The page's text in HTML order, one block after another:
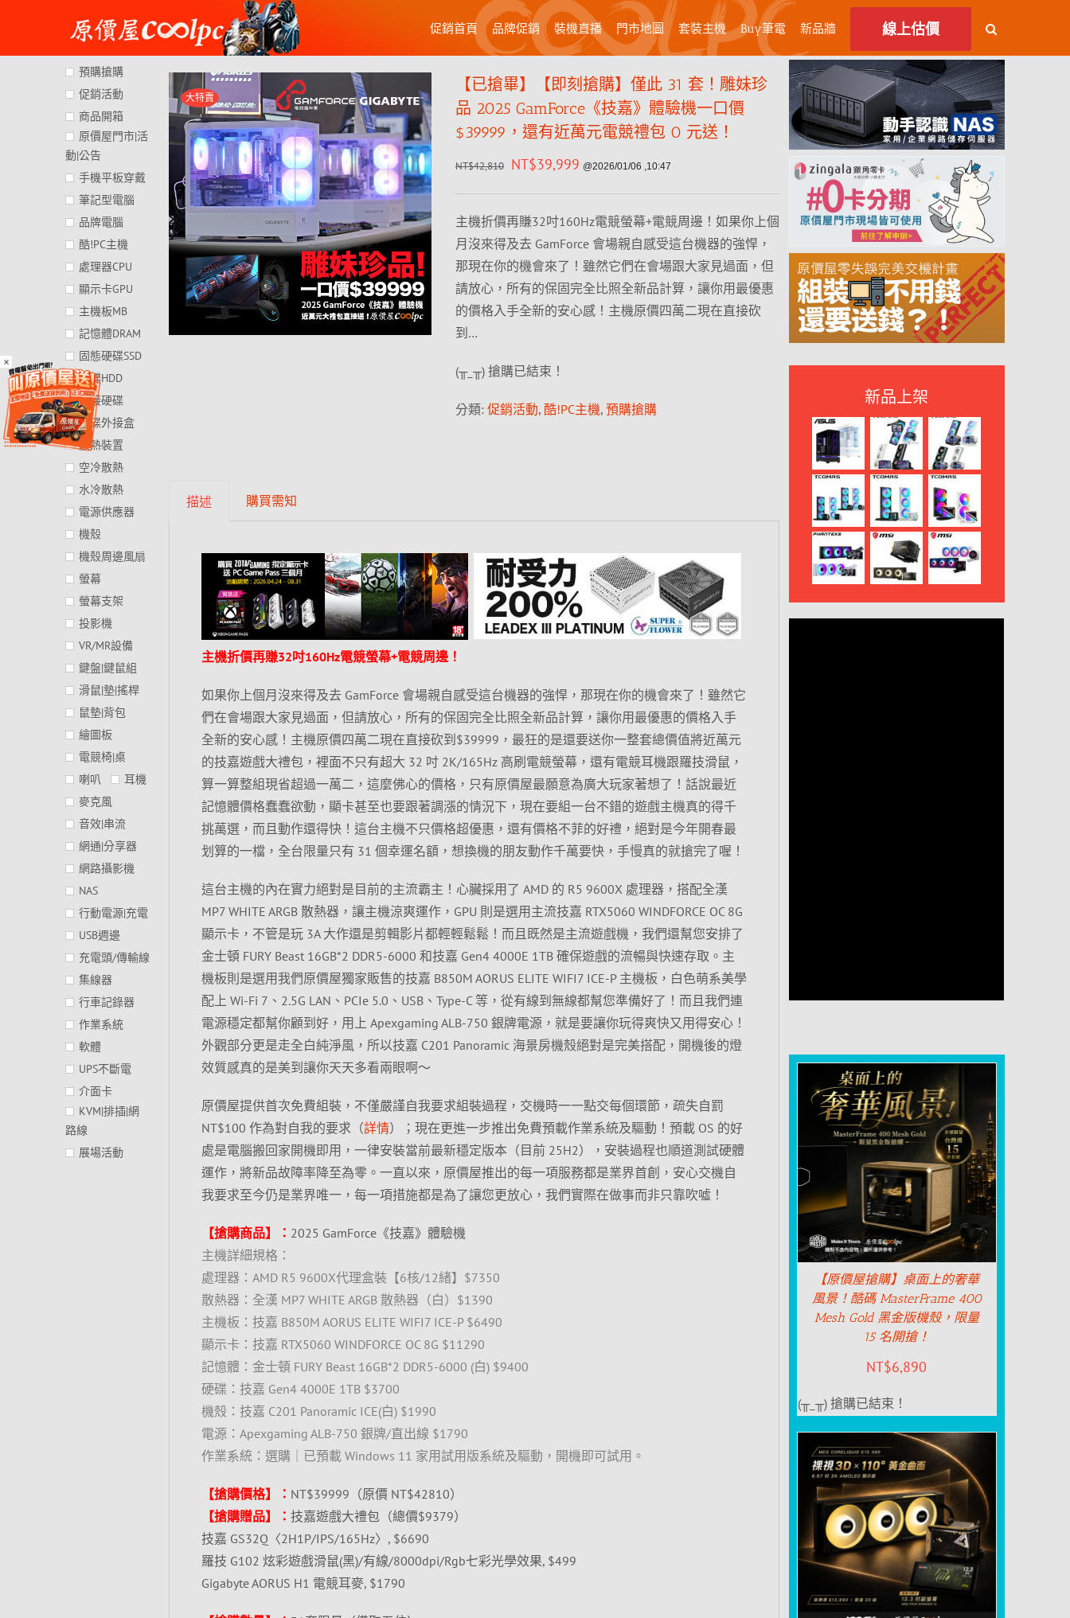
×
content
促銷首頁 品牌促銷 裝機直播 門市地圖 套裝主機 Buy筆電 新品牆 線上估價
大特賣
【已搶畢】【即刻搶購】僅此 31 套！雕妹珍
品 2025 GamForce《技嘉》體驗機一口價
$39999，還有近萬元電競禮包 0 元送！
NT$42,810 NT$39,999 @2026/01/06 ,10:47
主機折價再賺32吋160Hz電競螢幕+電競周邊！如果你上個
月沒來得及去 GamForce 會場親自感受這台機器的強悍，
那現在你的機會來了！雖然它們在會場跟大家見過面，但
請放心，所有的保固完全比照全新品計算，讓你用最優惠
的價格入手全新的安心感！主機原價四萬二現在直接砍
到…
(╥_╥) 搶購已結束！
分類: 促銷活動, 酷!PC主機, 預購搶購
描述 購買需知
主機折價再賺32吋160Hz電競螢幕+電競周邊！
如果你上個月沒來得及去 GamForce 會場親自感受這台機器的強悍，那現在你的機會來了！雖然它
們在會場跟大家見過面，但請放心，所有的保固完全比照全新品計算，讓你用最優惠的價格入手
全新的安心感！主機原價四萬二現在直接砍到$39999，最狂的是還要送你一整套總價值將近萬元
的技嘉遊戲大禮包，裡面不只有超大 32 吋 2K/165Hz 高刷電競螢幕，還有電競耳機跟羅技滑鼠，
算一算整組現省超過一萬二，這麼佛心的價格，只有原價屋最願意為廣大玩家著想了！話說最近
記憶體價格蠢蠢欲動，顯卡甚至也要跟著調漲的情況下，現在要組一台不錯的遊戲主機真的得千
挑萬選，而且動作還得快！這台主機不只價格超優惠，還有價格不菲的好禮，絕對是今年開春最
划算的一檔，全台限量只有 31 個幸運名額，想換機的朋友動作千萬要快，手慢真的就搶完了喔！
這台主機的內在實力絕對是目前的主流霸主！心臟採用了 AMD 的 R5 9600X 處理器，搭配全漢
MP7 WHITE ARGB 散熱器，讓主機涼爽運作，GPU 則是選用主流技嘉 RTX5060 WINDFORCE OC 8G
顯示卡，不管是玩 3A 大作還是剪輯影片都輕輕鬆鬆！而且既然是主流遊戲機，我們還幫您安排了
金士頓 FURY Beast 16GB*2 DDR5-6000 和技嘉 Gen4 4000E 1TB 確保遊戲的流暢與快速存取。主
機板則是選用我們原價屋獨家販售的技嘉 B850M AORUS ELITE WIFI7 ICE-P 主機板，白色萌系美學
配上 Wi-Fi 7、2.5G LAN、PCIe 5.0、USB、Type-C 等，從有線到無線都幫您準備好了！而且我們連
電源穩定都幫你顧到好，用上 Apexgaming ALB-750 銀牌電源，就是要讓你玩得爽快又用得安心！
外觀部分更是走全白純淨風，所以技嘉 C201 Panoramic 海景房機殼絕對是完美搭配，開機後的燈
效質感真的是美到讓你天天多看兩眼啊～
原價屋提供首次免費組裝，不僅嚴謹自我要求組裝過程，交機時一一點交每個環節，疏失自罰
NT$100 作為對自我的要求（詳情）；現在更進一步推出免費預載作業系統及驅動！預載 OS 的好
處是電腦搬回家開機即用，一律安裝當前最新穩定版本（目前 25H2），安裝過程也順道測試硬體
運作，將新品故障率降至為零。一直以來，原價屋推出的每一項服務都是業界首創，安心交機自
我要求至今仍是業界唯一，每一項措施都是為了讓您更放心，我們實際在做事而非只靠吹噓！
【搶購商品】： 2025 GamForce《技嘉》體驗機
主機詳細規格：
處理器：AMD R5 9600X代理盒裝【6核/12緒】$7350
散熱器：全漢 MP7 WHITE ARGB 散熱器（白）$1390
主機板：技嘉 B850M AORUS ELITE WIFI7 ICE-P $6490
顯示卡：技嘉 RTX5060 WINDFORCE OC 8G $11290
記憶體：金士頓 FURY Beast 16GB*2 DDR5-6000 (白) $9400
硬碟：技嘉 Gen4 4000E 1TB $3700
機殼：技嘉 C201 Panoramic ICE(白) $1990
電源：Apexgaming ALB-750 銀牌/直出線 $1790
作業系統：選購｜已預載 Windows 11 家用試用版系統及驅動，開機即可試用。
【搶購價格】： NT$39999（原價 NT$42810）
【搶購贈品】： 技嘉遊戲大禮包（總價$9379）
技嘉 GS32Q〈2H1P/IPS/165Hz〉, $6690
羅技 G102 炫彩遊戲滑鼠(黑)/有線/8000dpi/Rgb七彩光學效果, $499
Gigabyte AORUS H1 電競耳麥, $1790
預購搶購
促銷活動
商品開箱
原價屋門市|活
動|公告
手機平板穿戴
筆記型電腦
品牌電腦
酷!PC主機
處理器CPU
顯示卡GPU
主機板MB
記憶體DRAM
固態硬碟SSD
硬碟HDD
外接硬碟
硬碟外接盒
散熱裝置
空冷散熱
水冷散熱
電源供應器
機殼
機殼周邊風扇
螢幕
螢幕支架
投影機
VR/MR設備
鍵盤|鍵鼠組
滑鼠|墊|搖桿
鼠墊|背包
繪圖板
電競椅|桌
喇叭
耳機
麥克風
音效|串流
網通|分享器
網路攝影機
NAS
行動電源|充電
USB週邊
充電頭/傳輸線
集線器
行車記錄器
作業系統
軟體
UPS不斷電
介面卡
KVM|排插|網
路線
展場活動
新品上架
【原價屋搶購】桌面上的奢華
風景！酷碼 MasterFrame 400
Mesh Gold 黑金版機殼，限量
15 名開搶！
NT$6,890
(╥_╥) 搶購已結束！